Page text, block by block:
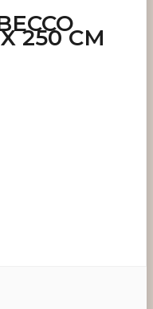
250 CM